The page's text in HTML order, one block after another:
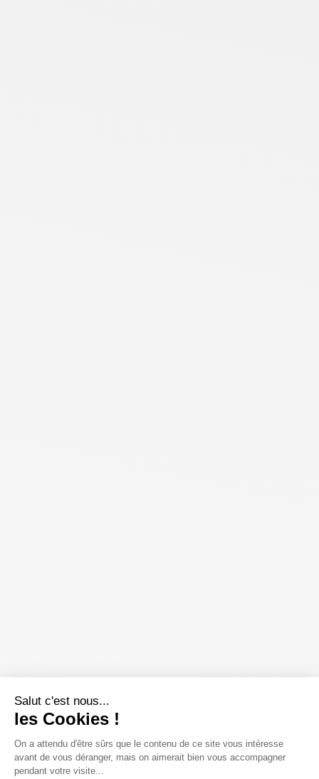
Salut c'est nous...
les Cookies !
On a attendu d'être sûrs que le contenu de ce site vous intéresse
avant de vous déranger, mais on aimerait bien vous accompagner
pendant votre visite...